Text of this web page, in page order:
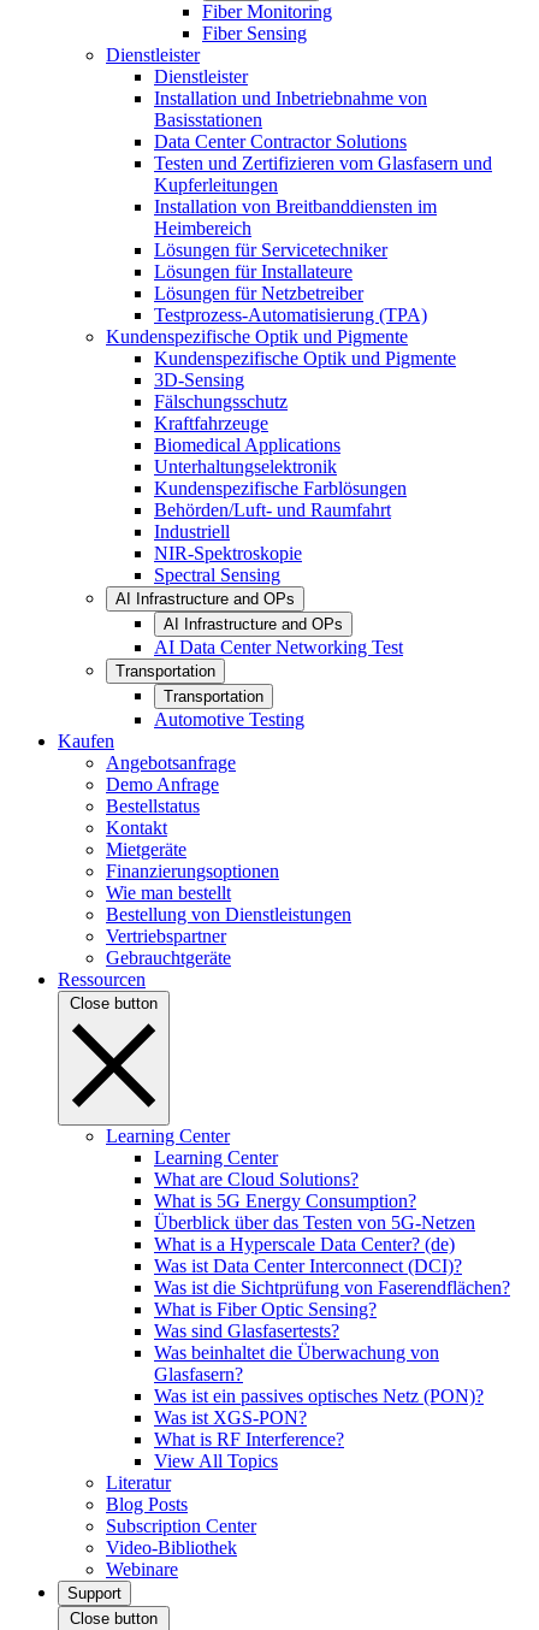
Fiber Monitoring
Fiber Sensing
Dienstleister
Dienstleister
Installation und Inbetriebnahme von
Basisstationen
Data Center Contractor Solutions
Testen und Zertifizieren vom Glasfasern und
Kupferleitungen
Installation von Breitbanddiensten im
Heimbereich
Lösungen für Servicetechniker
Lösungen für Installateure
Lösungen für Netzbetreiber
Testprozess-Automatisierung (TPA)
Kundenspezifische Optik und Pigmente
Kundenspezifische Optik und Pigmente
3D-Sensing
Fälschungsschutz
Kraftfahrzeuge
Biomedical Applications
Unterhaltungselektronik
Kundenspezifische Farblösungen
Behörden/Luft- und Raumfahrt
Industriell
NIR-Spektroskopie
Spectral Sensing
AI Infrastructure and OPs
AI Infrastructure and OPs
AI Data Center Networking Test
Transportation
Transportation
Automotive Testing
Kaufen
Angebotsanfrage
Demo Anfrage
Bestellstatus
Kontakt
Mietgeräte
Finanzierungsoptionen
Wie man bestellt
Bestellung von Dienstleistungen
Vertriebspartner
Gebrauchtgeräte
Ressourcen
Close button
Learning Center
Learning Center
What are Cloud Solutions?
What is 5G Energy Consumption?
Überblick über das Testen von 5G-Netzen
What is a Hyperscale Data Center? (de)
Was ist Data Center Interconnect (DCI)?
Was ist die Sichtprüfung von Faserendflächen?
What is Fiber Optic Sensing?
Was sind Glasfasertests?
Was beinhaltet die Überwachung von
Glasfasern?
Was ist ein passives optisches Netz (PON)?
Was ist XGS-PON?
What is RF Interference?
View All Topics
Literatur
Blog Posts
Subscription Center
Video-Bibliothek
Webinare
Support
Close button